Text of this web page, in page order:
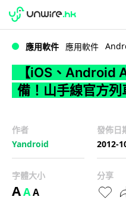
WWDC 2026
應用軟件 應用軟件
【iOS、Android
備！山手線官方列
作者
Yandroid
發佈日
2012-
字體大小
AAA
分享